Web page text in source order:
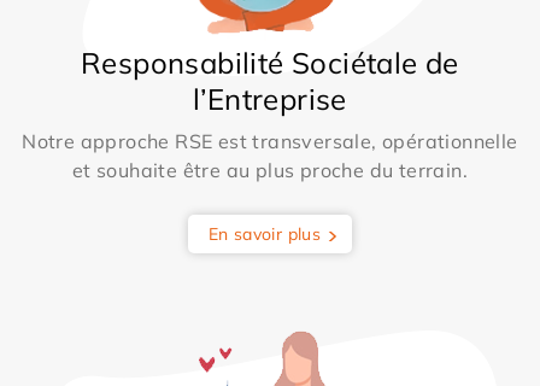
Responsabilité Sociétale de
l’Entreprise
Notre approche RSE est transversale, opérationnelle
et souhaite être au plus proche du terrain.
En savoir plus